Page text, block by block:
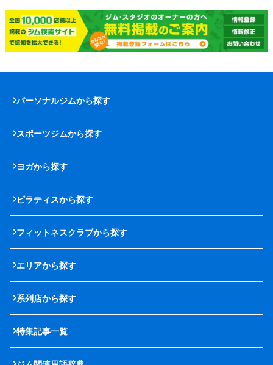
パーソナルジムから探す
スポーツジムから探す
ヨガから探す
ピラティスから探す
フィットネスクラブから探す
エリアから探す
系列店から探す
特集記事一覧